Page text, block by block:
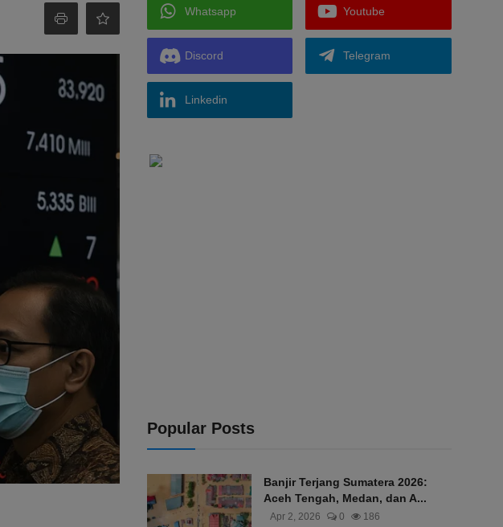
Whatsapp Youtube
Discord Telegram
Linkedin
Popular Posts
Banjir Terjang Sumatera 2026:
Aceh Tengah, Medan, dan A...
Apr 2, 2026 0 186